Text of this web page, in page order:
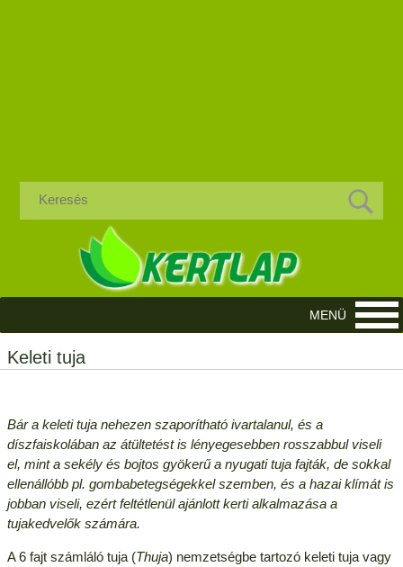
Keleti tuja
Bár a keleti tuja nehezen szaporítható ivartalanul, és a
díszfaiskolában az átültetést is lényegesebben rosszabbul viseli
el, mint a sekély és bojtos gyökerű a nyugati tuja fajták, de sokkal
ellenállóbb pl. gombabetegségekkel szemben, és a hazai klímát is
jobban viseli, ezért feltétlenül ajánlott kerti alkalmazása a
tujakedvelők számára.
A 6 fajt számláló tuja (Thuja) nemzetségbe tartozó keleti tuja vagy